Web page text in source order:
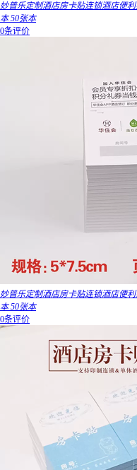
妙普乐定制酒店房卡贴连锁酒店便
本 50张本
0条评价
妙普乐定制酒店房卡贴连锁酒店便
本 50张本
0条评价